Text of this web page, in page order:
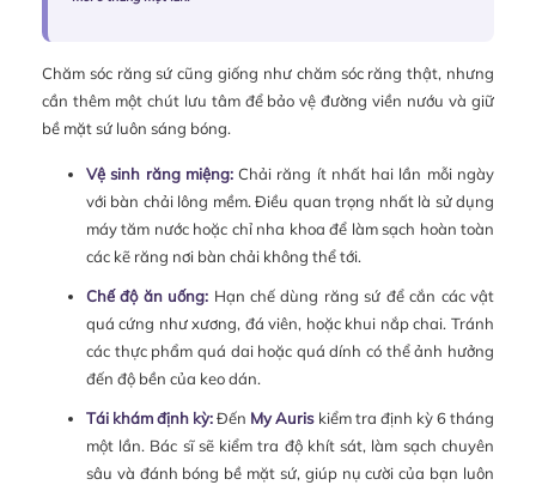
Chăm sóc răng sứ cũng giống như chăm sóc răng thật, nhưng
cần thêm một chút lưu tâm để bảo vệ đường viền nướu và giữ
bề mặt sứ luôn sáng bóng.
Vệ sinh răng miệng:Chải răng ít nhất hai lần mỗi ngày
với bàn chải lông mềm. Điều quan trọng nhất là sử dụng
máy tăm nước hoặc chỉ nha khoa để làm sạch hoàn toàn
các kẽ răng nơi bàn chải không thể tới.
Chế độ ăn uống: Hạn chế dùng răng sứ để cắn các vật
quá cứng như xương, đá viên, hoặc khui nắp chai. Tránh
các thực phẩm quá dai hoặc quá dính có thể ảnh hưởng
đến độ bền của keo dán.
Tái khám định kỳ:Đến My Auriskiểm tra định kỳ 6 tháng
một lần. Bác sĩ sẽ kiểm tra độ khít sát, làm sạch chuyên
sâu và đánh bóng bề mặt sứ, giúp nụ cười của bạn luôn